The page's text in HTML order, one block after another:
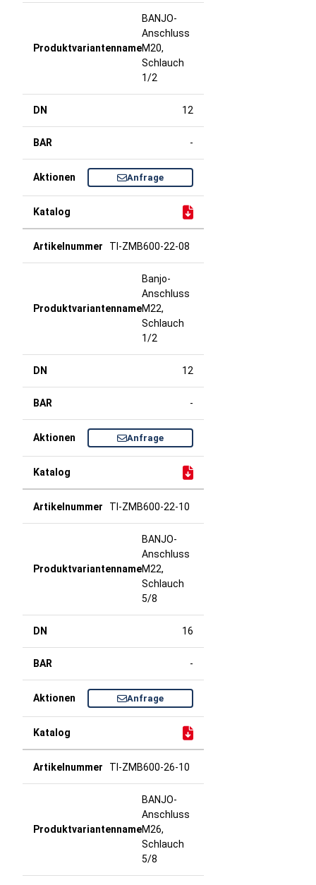
BANJO-
Anschluss
M20,
Schlauch
1/2
12
-
Anfrage
TI-ZMB600-22-08
Banjo-
Anschluss
M22,
Schlauch
1/2
12
-
Anfrage
TI-ZMB600-22-10
BANJO-
Anschluss
M22,
Schlauch
5/8
16
-
Anfrage
TI-ZMB600-26-10
BANJO-
Anschluss
M26,
Schlauch
5/8